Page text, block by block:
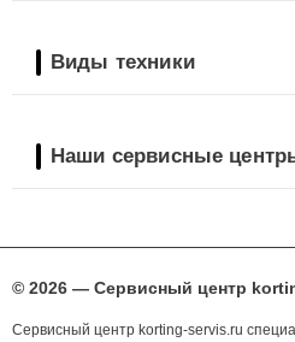
Виды техники
Наши сервисные
© 2026 — Сервисный центр
Сервисный центр korting-servis.ru